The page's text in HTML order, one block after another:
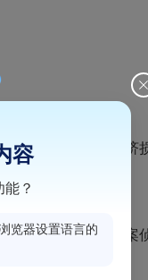
重流失和重大经
接受司法机关立案
容
？
览器设置语言的